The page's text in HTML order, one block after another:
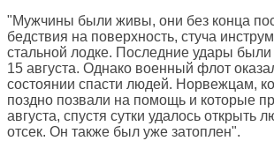
"Мужчины были живы, они без конца
бедствия на поверхность, стуча
стальной лодке. Последние удары
15 августа. Однако военный флот
состоянии спасти людей. Норвежцам,
поздно позвали на помощь и которые
августа, спустя сутки удалось открыть
отсек. Он также был уже затоплен".